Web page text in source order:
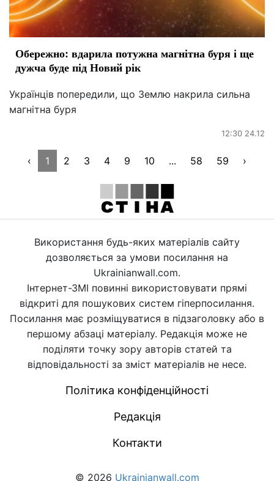
Обережно: вдарила потужна магнітна буря і ще
дужча буде під Новий рік
Українців попередили, що Землю накрила сильна
магнітна буря
12:30 24.12
‹ 1 2 3 4 9 10 ... 58 59 ›
Використання будь-яких матеріалів сайту
дозволяється за умови посилання на
Ukrainianwall.com.
Інтернет-ЗМІ повинні використовувати прямі
відкриті для пошукових систем гіперпосилання.
Посилання має розміщуватися в підзаголовку або в
першому абзаці матеріалу. Редакція може не
поділяти точку зору авторів статей та
відповідальності за зміст матеріалів не несе.
Політика конфіденційності
Редакція
Контакти
© 2026 Ukrainianwall.com